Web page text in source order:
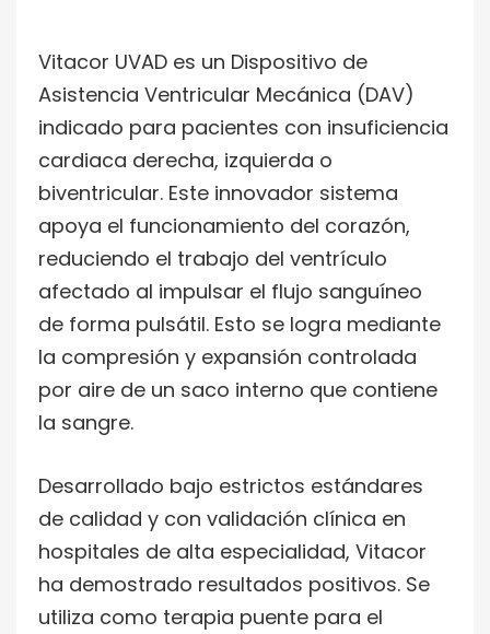
Vitacor UVAD es un Dispositivo de
Asistencia Ventricular Mecánica (DAV)
indicado para pacientes con insuficiencia
cardiaca derecha, izquierda o
biventricular. Este innovador sistema
apoya el funcionamiento del corazón,
reduciendo el trabajo del ventrículo
afectado al impulsar el flujo sanguíneo
de forma pulsátil. Esto se logra mediante
la compresión y expansión controlada
por aire de un saco interno que contiene
la sangre.
Desarrollado bajo estrictos estándares
de calidad y con validación clínica en
hospitales de alta especialidad, Vitacor
ha demostrado resultados positivos. Se
utiliza como terapia puente para el